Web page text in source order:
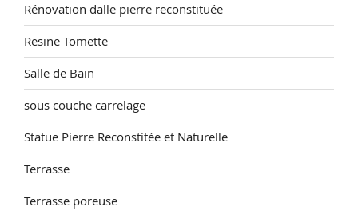
Rénovation dalle pierre reconstituée
Resine Tomette
Salle de Bain
sous couche carrelage
Statue Pierre Reconstitée et Naturelle
Terrasse
Terrasse poreuse